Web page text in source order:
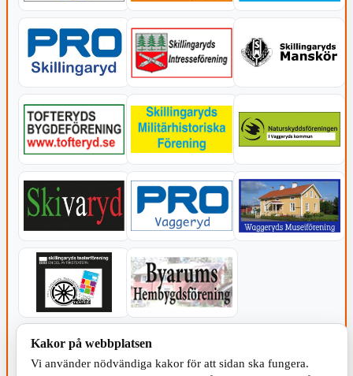
KOMMUNEN
Kakor på webbplatsen
Vi använder nödvändiga kakor för att sidan ska fungera.